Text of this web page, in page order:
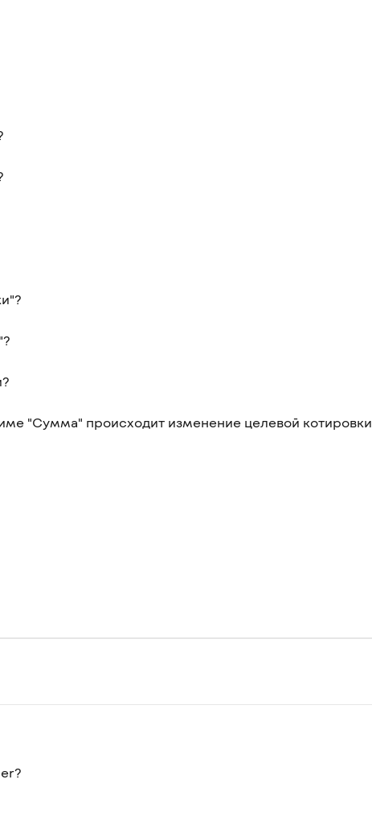
"Сумма" происходит изменение целевой котировки